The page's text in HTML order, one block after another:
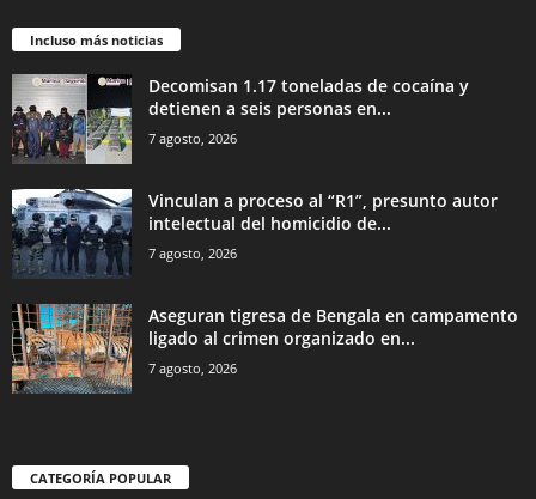
Incluso más noticias
Decomisan 1.17 toneladas de cocaína y
detienen a seis personas en...
7 agosto, 2026
Vinculan a proceso al “R1”, presunto autor
intelectual del homicidio de...
7 agosto, 2026
Aseguran tigresa de Bengala en campamento
ligado al crimen organizado en...
7 agosto, 2026
CATEGORÍA POPULAR